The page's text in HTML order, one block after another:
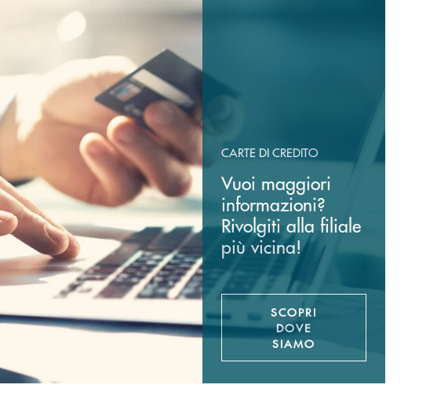
CARTE DI CREDITO
Vuoi maggiori
informazioni?
Rivolgiti alla filiale
più vicina!
SCOPRI
DOVE
SIAMO